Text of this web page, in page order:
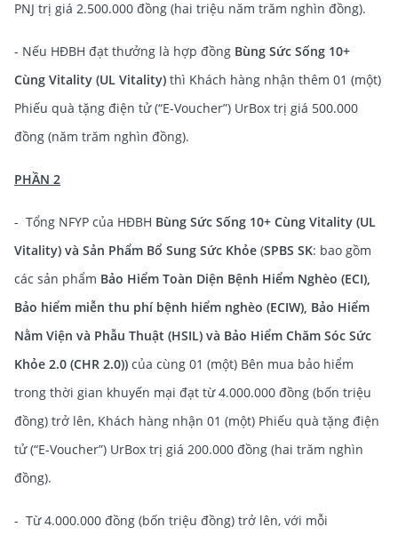
PNJ trị giá 2.500.000 đồng (hai triệu năm trăm nghìn đồng).
- Nếu HĐBH đạt thưởng là hợp đồng Bùng Sức Sống 10+
Cùng Vitality (UL Vitality) thì Khách hàng nhận thêm 01 (một)
Phiếu quà tặng điện tử (“E-Voucher”) UrBox trị giá 500.000
đồng (năm trăm nghìn đồng).
PHẦN 2
- Tổng NFYP của HĐBH Bùng Sức Sống 10+ Cùng Vitality (UL
Vitality) và Sản Phẩm Bổ Sung Sức Khỏe (SPBS SK: bao gồm
các sản phẩm Bảo Hiểm Toàn Diện Bệnh Hiểm Nghèo (ECI),
Bảo hiểm miễn thu phí bệnh hiểm nghèo (ECIW), Bảo Hiểm
Nằm Viện và Phẫu Thuật (HSIL) và Bảo Hiểm Chăm Sóc Sức
Khỏe 2.0 (CHR 2.0)) của cùng 01 (một) Bên mua bảo hiểm
trong thời gian khuyến mại đạt từ 4.000.000 đồng (bốn triệu
đồng) trở lên, Khách hàng nhận 01 (một) Phiếu quà tặng điện
tử (“E-Voucher”) UrBox trị giá 200.000 đồng (hai trăm nghìn
đồng).
- Từ 4.000.000 đồng (bốn triệu đồng) trở lên, với mỗi